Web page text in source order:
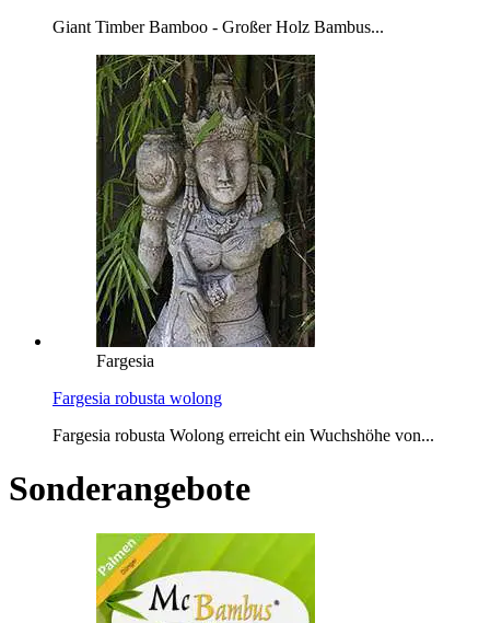
Giant Timber Bamboo - Großer Holz Bambus...
Fargesia
Fargesia robusta wolong
Fargesia robusta Wolong erreicht ein Wuchshöhe von...
Sonderangebote